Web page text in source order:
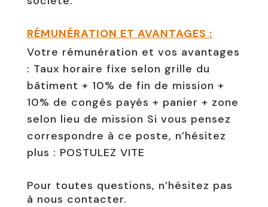
RÉMUNÉRATION ET AVANTAGES :
Votre rémunération et vos avantages
: Taux horaire fixe selon grille du
bâtiment + 10% de fin de mission +
10% de congés payés + panier + zone
selon lieu de mission Si vous pensez
correspondre à ce poste, n’hésitez
plus : POSTULEZ VITE
Pour toutes questions, n’hésitez pas
à nous contacter.